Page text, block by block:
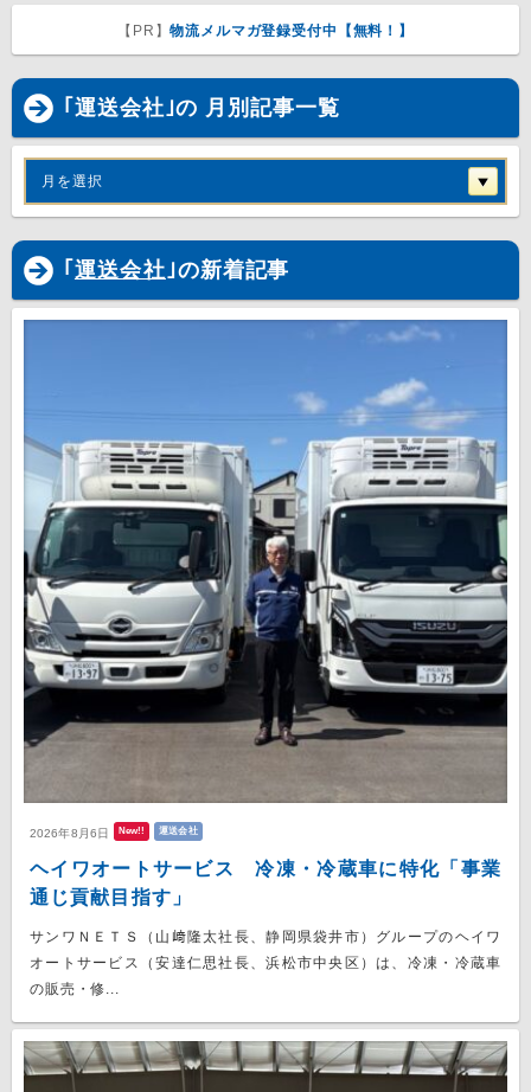
【PR】物流メルマガ登録受付中【無料！】
｢運送会社｣の 月別記事一覧
月を選択
｢ 運送会社｣の新着記事
2026年8月6日 New!! 運送会社
ヘイワオートサービス 冷凍・冷蔵車に特化「事業
通じ貢献目指す」
サンワＮＥＴＳ（山﨑隆太社長、静岡県袋井市）グループのヘイワ
オートサービス（安達仁思社長、浜松市中央区）は、冷凍・冷蔵車
の販売・修...